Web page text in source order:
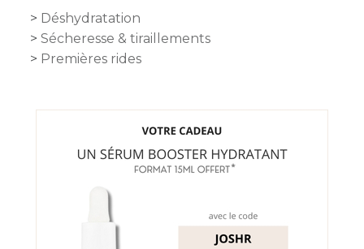
Déshydratation
Sécheresse & tiraillements
Premières rides